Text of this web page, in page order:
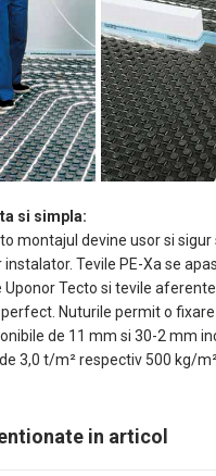
si simpla:
montajul devine usor si
Tevile PE-Xa se
Tecto si tevile
Nuturile permit o fixare
de 11 mm si 30-2 mm
3,0 t/m² respectiv 500 kg/
in articol